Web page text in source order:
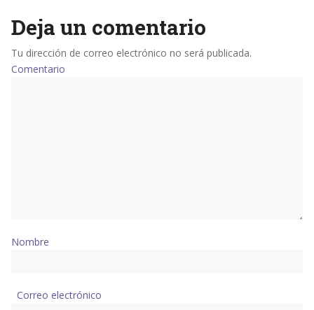
Deja un comentario
Tu dirección de correo electrónico no será publicada.
Comentario
Nombre
Correo electrónico